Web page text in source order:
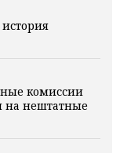
комиссии
на нештатные